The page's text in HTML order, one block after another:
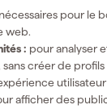
pour le
web.
: pour analyser
sans créer de
afficher des
,22